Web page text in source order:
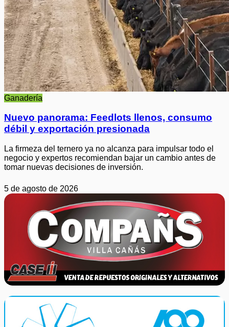
Ganadería
Nuevo panorama: Feedlots llenos, consumo
débil y exportación presionada
La firmeza del ternero ya no alcanza para impulsar todo el
negocio y expertos recomiendan bajar un cambio antes de
tomar nuevas decisiones de inversión.
5 de agosto de 2026